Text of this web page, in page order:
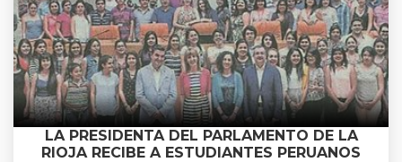
LA PRESIDENTA DEL PARLAMENTO DE LA
RIOJA RECIBE A ESTUDIANTES PERUANOS